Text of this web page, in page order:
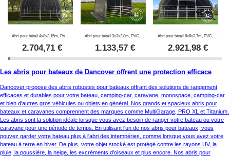
Abri pour bétail 4x8x3,15m, PVC, Vert
2.704,71 € 1.133,57€ 2.921,98€
Les abris pour bateaux de Dancover offrent une protection efficace
Dancover propose des abris robustes pour bateaux offrant des solutions de rangement
efficaces et durables pour votre bateau, camping-car, caravane, monospace, camping-car
et bien d'autres gros véhicules ou objets en général. Nos grands et spacieux abris pour
bateaux et caravanes comprennent des marques comme MultiGarage, PRO XL et Titanium.
Les abris sont la solution idéale lorsque vous avez besoin de ranger votre bateau ou votre
caravane pour une période de temps. En utilisant l'un de nos abris pour bateaux, vous
pouvez garder votre bateau plus à l'abri des intempéries, comme lorsque vous avez votre
bateau à terre en hiver. De plus, votre objet stocké est protégé contre les rayons UV, la
pluie, la poussière, la neige, les excréments d'oiseaux et plus encore. Nos abris pour